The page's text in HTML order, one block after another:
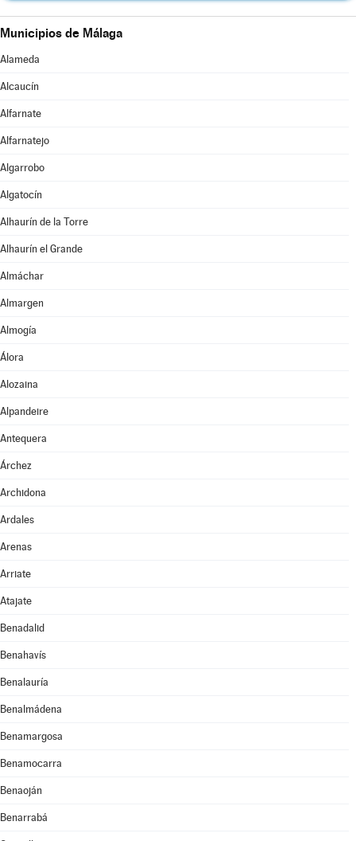
Municipios de Málaga
Alameda
Alcaucín
Alfarnate
Alfarnatejo
Algarrobo
Algatocín
Alhaurín de la Torre
Alhaurín el Grande
Almáchar
Almargen
Almogía
Álora
Alozaina
Alpandeire
Antequera
Árchez
Archidona
Ardales
Arenas
Arriate
Atajate
Benadalid
Benahavís
Benalauría
Benalmádena
Benamargosa
Benamocarra
Benaoján
Benarrabá